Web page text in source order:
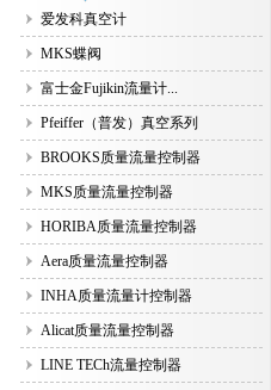
爱发科真空计
MKS蝶阀
富士金Fujikin流量计...
Pfeiffer（普发）真空系列
BROOKS质量流量控制器
MKS质量流量控制器
HORIBA质量流量控制器
Aera质量流量控制器
INHA质量流量计控制器
Alicat质量流量控制器
LINE TECh流量控制器